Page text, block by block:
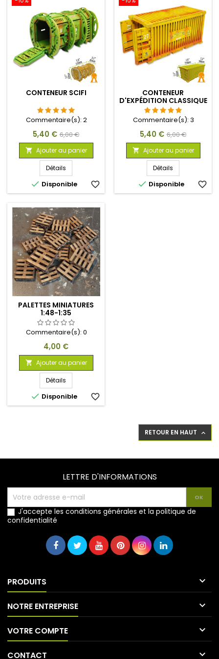
CONTENEUR SCIFI
Commentaire(s): 2
Prix
5,40 € Prix
de
base
6,00 €
 Ajouter au panier
Détails
 Disponible favorite_border
CONTENEUR
D'EXPÉDITION CLASSIQUE
Commentaire(s): 3
Prix
5,40 € Prix
de
base
6,00 €
 Ajouter au panier
Détails
 Disponible favorite_border
PALETTES MINIATURES
1:48-1:35
Commentaire(s): 0
Prix
4,00 €
 Ajouter au panier
Détails
 Disponible favorite_border
RETOUR EN HAUT 
LETTRE D'INFORMATIONS
J'accepte les conditions générales et la politique de
confidentialité
PRODUITS 
NOTRE ENTREPRISE 
VOTRE COMPTE 
CONTACT 